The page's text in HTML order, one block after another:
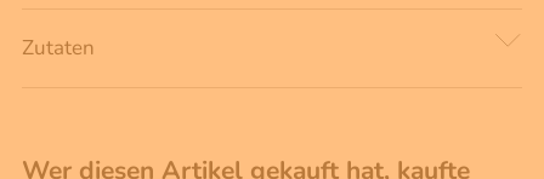
Zutaten
Wer diesen Artikel gekauft hat, kaufte